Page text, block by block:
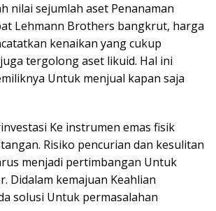
nilai sejumlah aset Penanaman
Lehmann Brothers bangkrut, harga
kenaikan yang cukup
tergolong aset likuid. Hal ini
Untuk menjual kapan saja
Ke instrumen emas fisik
Risiko pencurian dan kesulitan
menjadi pertimbangan Untuk
Didalam kemajuan Keahlian
solusi Untuk permasalahan